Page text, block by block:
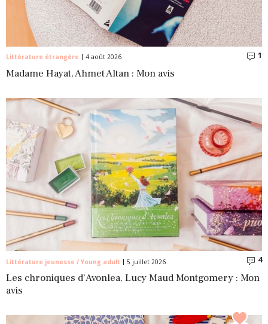
Littérature étrangère 4 août 2026 1
Madame Hayat, Ahmet Altan : Mon avis
Littérature jeunesse / Young adult 5 juillet 2026 4
Les chroniques d’Avonlea, Lucy Maud Montgomery : Mon
avis